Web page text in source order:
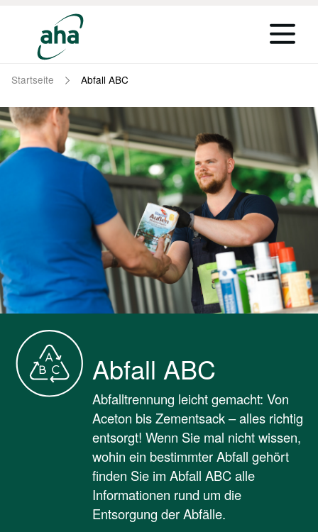
Startseite Abfall ABC
Abfall ABC
Abfalltrennung leicht gemacht: Von
Aceton bis Zementsack – alles richtig
entsorgt! Wenn Sie mal nicht wissen,
wohin ein bestimmter Abfall gehört
finden Sie im Abfall ABC alle
Informationen rund um die
Entsorgung der Abfälle.